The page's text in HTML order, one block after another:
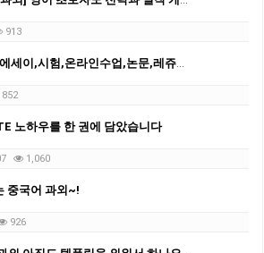
913
,시험,온라인수업,논문,레쥬메 해결 - Solution
852
노하우를 한 권에 담았습니다
1,060
중국어 과외~!
926